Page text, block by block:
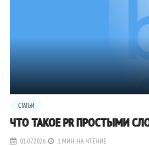
СТАТЬИ
ЧТО ТАКОЕ PR ПРОСТЫМИ
01.07.2026 1 МИН. НА ЧТЕНИЕ